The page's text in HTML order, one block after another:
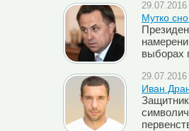
Мутко
выборах
Иван